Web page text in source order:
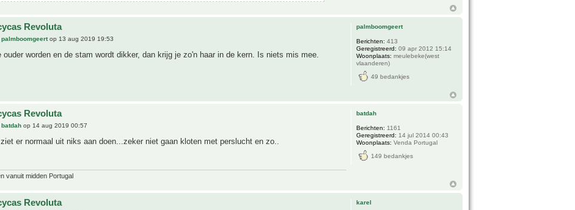
Revoluta
palmboomgeertop 13 aug 2019 19:53
ouder worden en de stam wordt dikker, dan krijg je zo'n haar in de kern. Is niets mis mee.
palmboomgeert
Berichten: 413
Geregistreerd: 09 apr 2012 15:14
Woonplaats: meulebeke(west
vlaanderen)
49 bedankjes
Revoluta
batdah op 14 aug 2019 00:57
er normaal uit niks aan doen...zeker niet gaan kloten met perslucht en zo..
vanuit midden Portugal
batdah
Berichten: 1161
Geregistreerd: 14 jul 2014 00:43
Woonplaats: Venda Portugal
149 bedankjes
Revoluta karel